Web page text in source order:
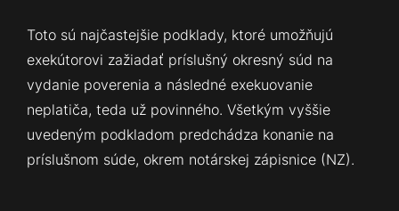
Toto sú najčastejšie podklady, ktoré umožňujú
exekútorovi zažiadať príslušný okresný súd na
vydanie poverenia a následné exekuovanie
neplatiča, teda už povinného. Všetkým vyššie
uvedeným podkladom predchádza konanie na
príslušnom súde, okrem notárskej zápisnice (NZ).